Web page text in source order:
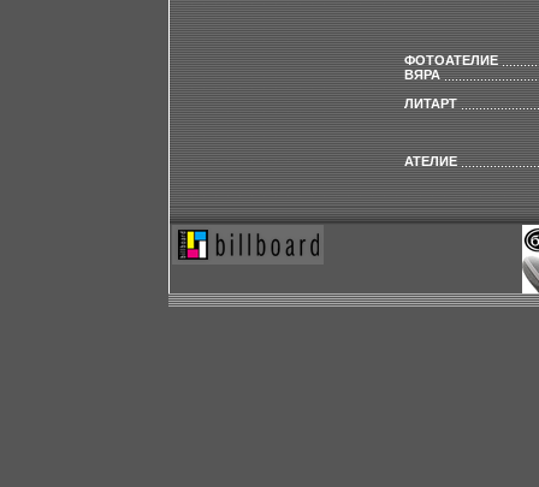
ФОТОАТЕЛИЕ
ВЯРА
ЛИТАРТ
АТЕЛИЕ